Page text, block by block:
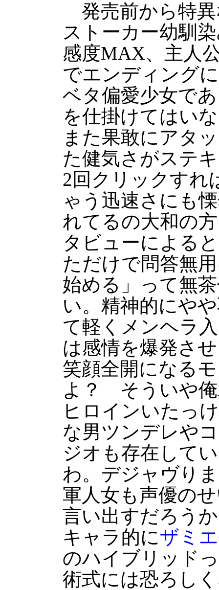
発売前から特異
ストーカー幼馴
感度MAX、主人
でエンディング
ベタ偏愛少女で
を仕掛けてはい
また果敢にアタ
た健気さがステ
2回クリックすれ
ゃう迅速さにも
れてるの大和の
タビューによる
ただけで問答無
始める」って無
い。精神的にや
て軽くメンヘラ
は感情を爆発さ
笑顔全開になる
よ？ そういや俺
ヒロインいたっ
な男ツンデレや
ジオも存在して
わ。デジャヴり
軍人女も声優の
言い出すだろう
キャラ的にザミ
のハイブリッド
術式には恐ろし